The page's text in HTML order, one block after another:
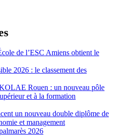
de l’ESC Amiens obtient le
2026 : le classement des
Rouen : un nouveau pôle
et à la formation
un nouveau double diplôme de
et management
2026